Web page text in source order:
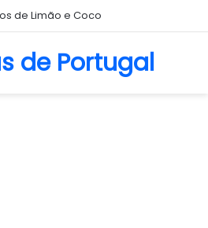
de Limão e Coco
de Portugal